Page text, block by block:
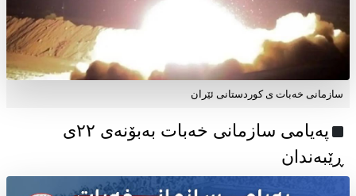
سازمانی خەبات ی کوردستانی ئێران
پەیامی سازمانی خەبات بەبۆنەی ۲۲ی
ڕێبەندان